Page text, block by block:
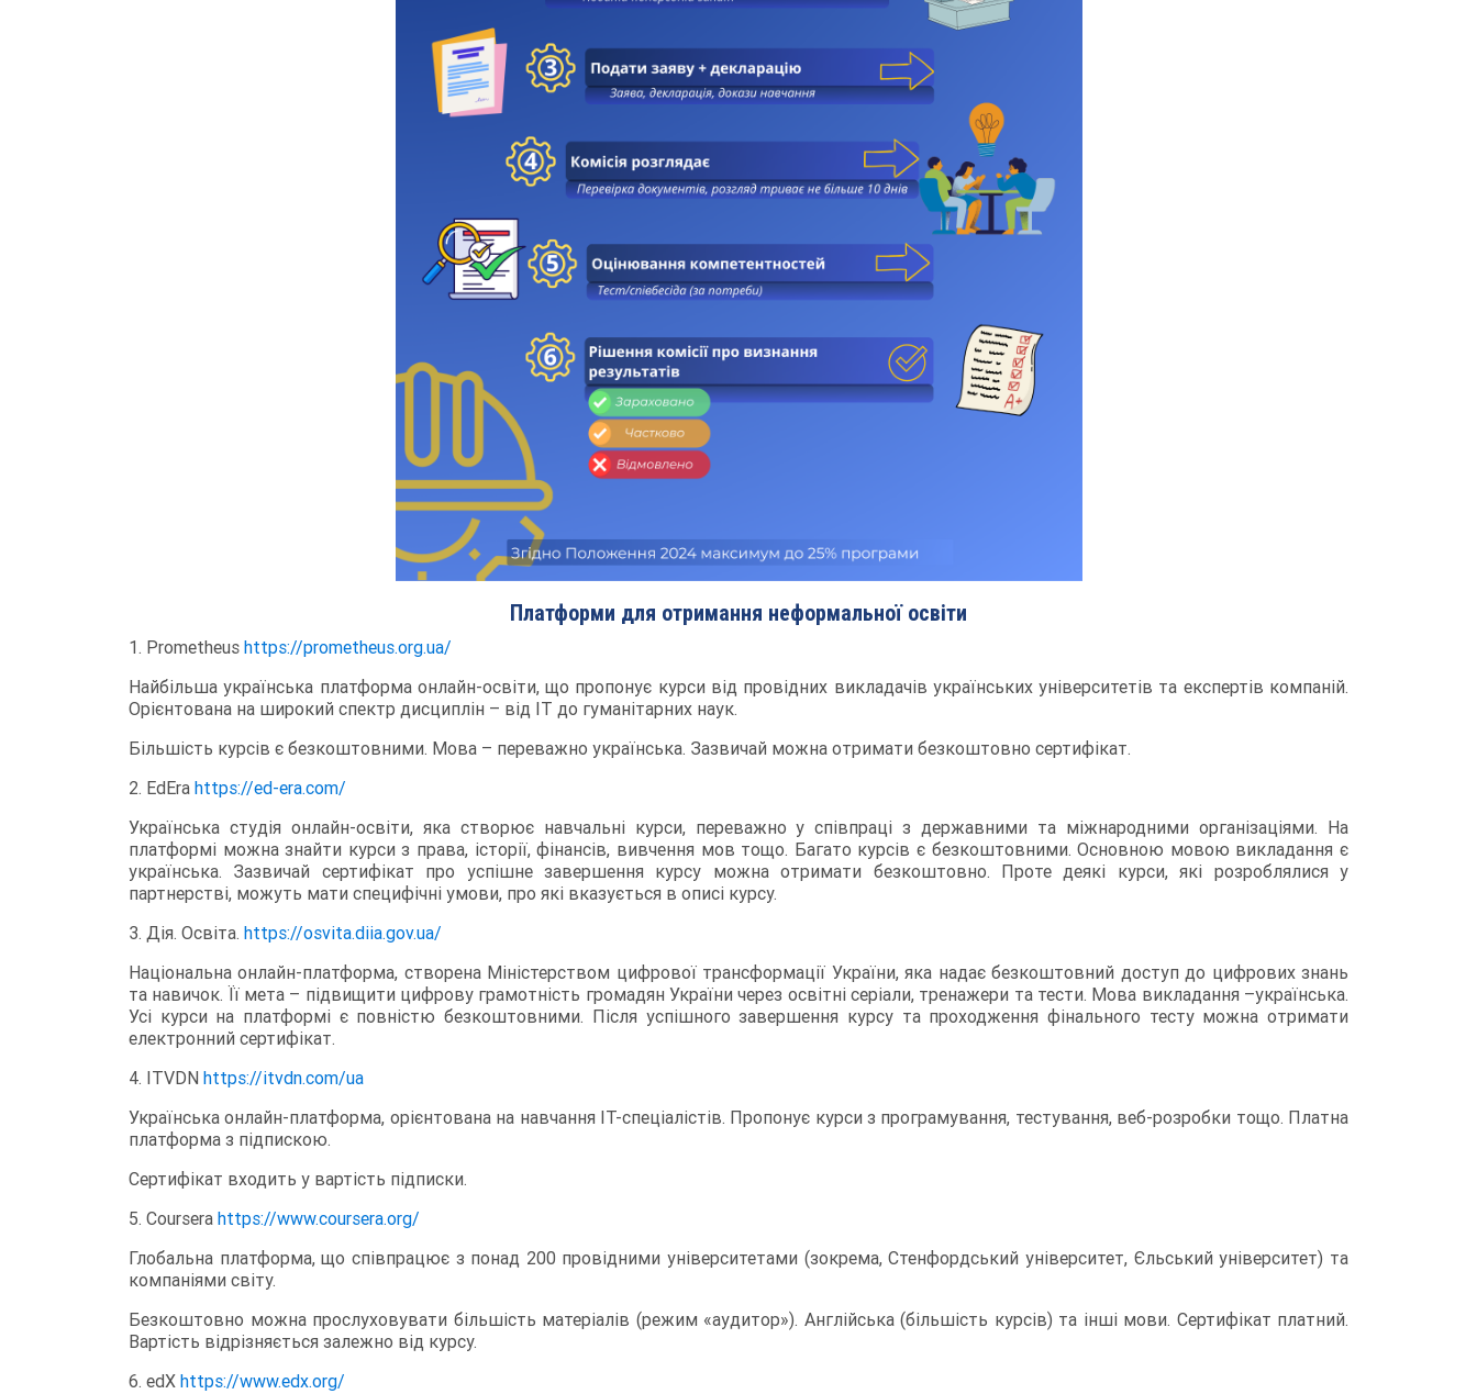
Платформи для отримання неформальної освіти
1. Prometheus https://prometheus.org.ua/
Найбільша українська платформа онлайн-освіти, що пропонує курси від провідних викладачів українських університетів та експертів компаній.
Орієнтована на широкий спектр дисциплін – від IT до гуманітарних наук.
Більшість курсів є безкоштовними. Мова – переважно українська. Зазвичай можна отримати безкоштовно сертифікат.
2. EdEra https://ed-era.com/
Українська студія онлайн-освіти, яка створює навчальні курси, переважно у співпраці з державними та міжнародними організаціями. На
платформі можна знайти курси з права, історії, фінансів, вивчення мов тощо. Багато курсів є безкоштовними. Основною мовою викладання є
українська. Зазвичай сертифікат про успішне завершення курсу можна отримати безкоштовно. Проте деякі курси, які розроблялися у
партнерстві, можуть мати специфічні умови, про які вказується в описі курсу.
3. Дія. Освіта. https://osvita.diia.gov.ua/
Національна онлайн-платформа, створена Міністерством цифрової трансформації України, яка надає безкоштовний доступ до цифрових знань
та навичок. Її мета – підвищити цифрову грамотність громадян України через освітні серіали, тренажери та тести. Мова викладання –українська.
Усі курси на платформі є повністю безкоштовними. Після успішного завершення курсу та проходження фінального тесту можна отримати
електронний сертифікат.
4. ITVDN https://itvdn.com/ua
Українська онлайн-платформа, орієнтована на навчання IT-спеціалістів. Пропонує курси з програмування, тестування, веб-розробки тощо. Платна
платформа з підпискою.
Сертифікат входить у вартість підписки.
5. Coursera https://www.coursera.org/
Глобальна платформа, що співпрацює з понад 200 провідними університетами (зокрема, Стенфордський університет, Єльський університет) та
компаніями світу.
Безкоштовно можна прослуховувати більшість матеріалів (режим «аудитор»). Англійська (більшість курсів) та інші мови. Сертифікат платний.
Вартість відрізняється залежно від курсу.
6. edX https://www.edx.org/